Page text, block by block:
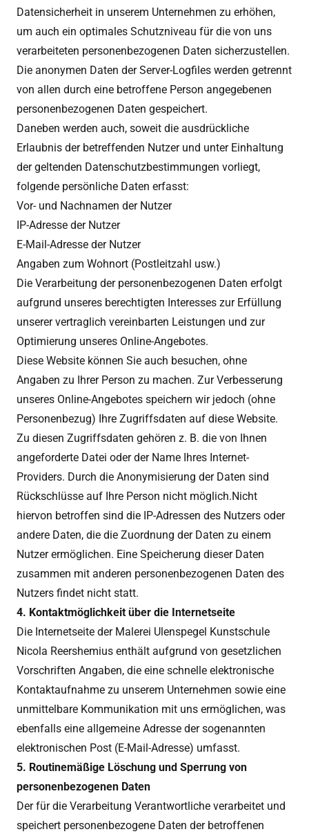
Datensicherheit in unserem Unternehmen zu erhöhen,
um auch ein optimales Schutzniveau für die von uns
verarbeiteten personenbezogenen Daten sicherzustellen.
Die anonymen Daten der Server-Logfiles werden getrennt
von allen durch eine betroffene Person angegebenen
personenbezogenen Daten gespeichert.
Daneben werden auch, soweit die ausdrückliche
Erlaubnis der betreffenden Nutzer und unter Einhaltung
der geltenden Datenschutzbestimmungen vorliegt,
folgende persönliche Daten erfasst:
Vor- und Nachnamen der Nutzer
IP-Adresse der Nutzer
E-Mail-Adresse der Nutzer
Angaben zum Wohnort (Postleitzahl usw.)
Die Verarbeitung der personenbezogenen Daten erfolgt
aufgrund unseres berechtigten Interesses zur Erfüllung
unserer vertraglich vereinbarten Leistungen und zur
Optimierung unseres Online-Angebotes.
Diese Website können Sie auch besuchen, ohne
Angaben zu Ihrer Person zu machen. Zur Verbesserung
unseres Online-Angebotes speichern wir jedoch (ohne
Personenbezug) Ihre Zugriffsdaten auf diese Website.
Zu diesen Zugriffsdaten gehören z. B. die von Ihnen
angeforderte Datei oder der Name Ihres Internet-
Providers. Durch die Anonymisierung der Daten sind
Rückschlüsse auf Ihre Person nicht möglich.Nicht
hiervon betroffen sind die IP-Adressen des Nutzers oder
andere Daten, die die Zuordnung der Daten zu einem
Nutzer ermöglichen. Eine Speicherung dieser Daten
zusammen mit anderen personenbezogenen Daten des
Nutzers findet nicht statt.
4. Kontaktmöglichkeit über die Internetseite
Die Internetseite der Malerei Ulenspegel Kunstschule
Nicola Reershemius enthält aufgrund von gesetzlichen
Vorschriften Angaben, die eine schnelle elektronische
Kontaktaufnahme zu unserem Unternehmen sowie eine
unmittelbare Kommunikation mit uns ermöglichen, was
ebenfalls eine allgemeine Adresse der sogenannten
elektronischen Post (E-Mail-Adresse) umfasst.
5. Routinemäßige Löschung und Sperrung von
personenbezogenen Daten
Der für die Verarbeitung Verantwortliche verarbeitet und
speichert personenbezogene Daten der betroffenen